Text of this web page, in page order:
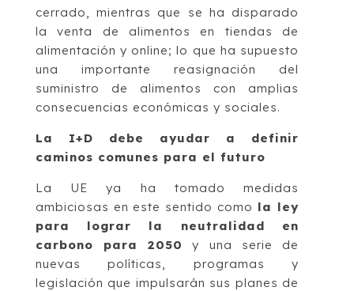
cerrado, mientras que se ha disparado
la venta de alimentos en tiendas de
alimentación y online; lo que ha supuesto
una importante reasignación del
suministro de alimentos con amplias
consecuencias económicas y sociales.
La I+D debe ayudar a definir
caminos comunes para el futuro
La UE ya ha tomado medidas
ambiciosas en este sentido como la ley
para lograr la neutralidad en
carbono para 2050
y una serie de
nuevas políticas, programas y
legislación que impulsarán sus planes de